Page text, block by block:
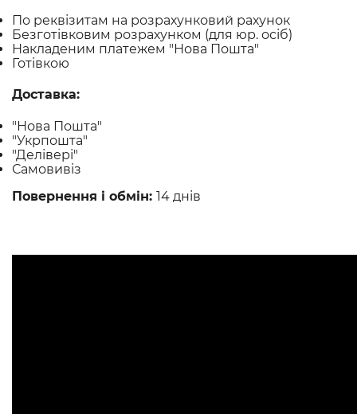
По реквізитам на розрахунковий рахунок
Безготівковим розрахунком (для юр. осіб)
Накладеним платежем "Нова Пошта"
Готівкою
Доставка:
"Нова Пошта"
"Укрпошта"
"Делівері"
Самовивіз
Повернення і обмін: 14 днів